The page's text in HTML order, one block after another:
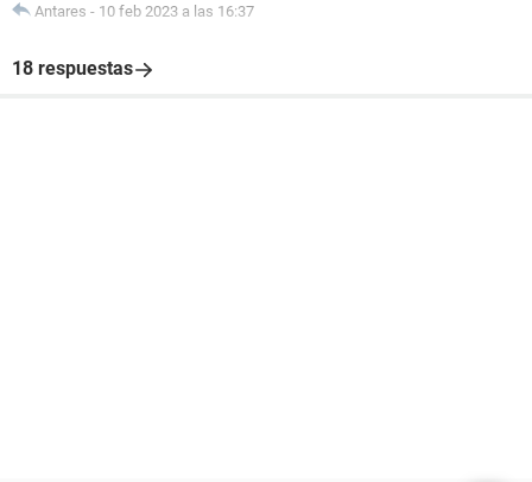
Antares - 10 feb 2023 a las 16:37
18 respuestas